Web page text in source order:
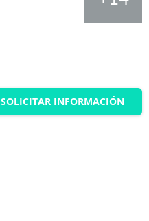
SOLICITAR INFORMACIÓN